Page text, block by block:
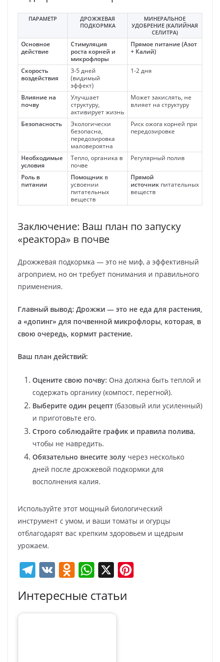
ПАРАМЕТР
ДРОЖЖЕВАЯ
ПОДКОРМКА
МИНЕРАЛЬНОЕ
УДОБРЕНИЕ (КАЛИЙНАЯ
СЕЛИТРА)
Основное
действие
Стимуляция
роста корней и
микрофлоры
Прямое питание (Азот
+ Калий)
Скорость
воздействия
3-5 дней
(видимый
эффект)
1-2 дня
Влияние на
почву
Улучшает
структуру,
активирует жизнь
Может закислять, не
влияет на структуру
Безопасность
Экологически
безопасна,
передозировка
маловероятна
Риск ожога корней при
передозировке
Необходимые
условия
Тепло, органика в
почве
Регулярный полив
Роль в
питании
Помощник в
усвоении
питательных
веществ
Прямой
источник питательных
веществ
Заключение: Ваш план по запуску
«реактора» в почве
Дрожжевая подкормка — это не миф, а эффективный
агроприем, но он требует понимания и правильного
применения.
Главный вывод: Дрожжи — это не еда для растения,
а «допинг» для почвенной микрофлоры, которая, в
свою очередь, кормит растение.
Ваш план действий:
Оцените свою почву: Она должна быть теплой и
содержать органику (компост, перегной).
Выберите один рецепт (базовый или усиленный)
и приготовьте его.
Строго соблюдайте график и правила полива,
чтобы не навредить.
Обязательно внесите золу через несколько
дней после дрожжевой подкормки для
восполнения калия.
Используйте этот мощный биологический
инструмент с умом, и ваши томаты и огурцы
отблагодарят вас крепким здоровьем и щедрым
урожаем.
T
e
gr
V O
n
o
W
at
s
X
Интересные статьи